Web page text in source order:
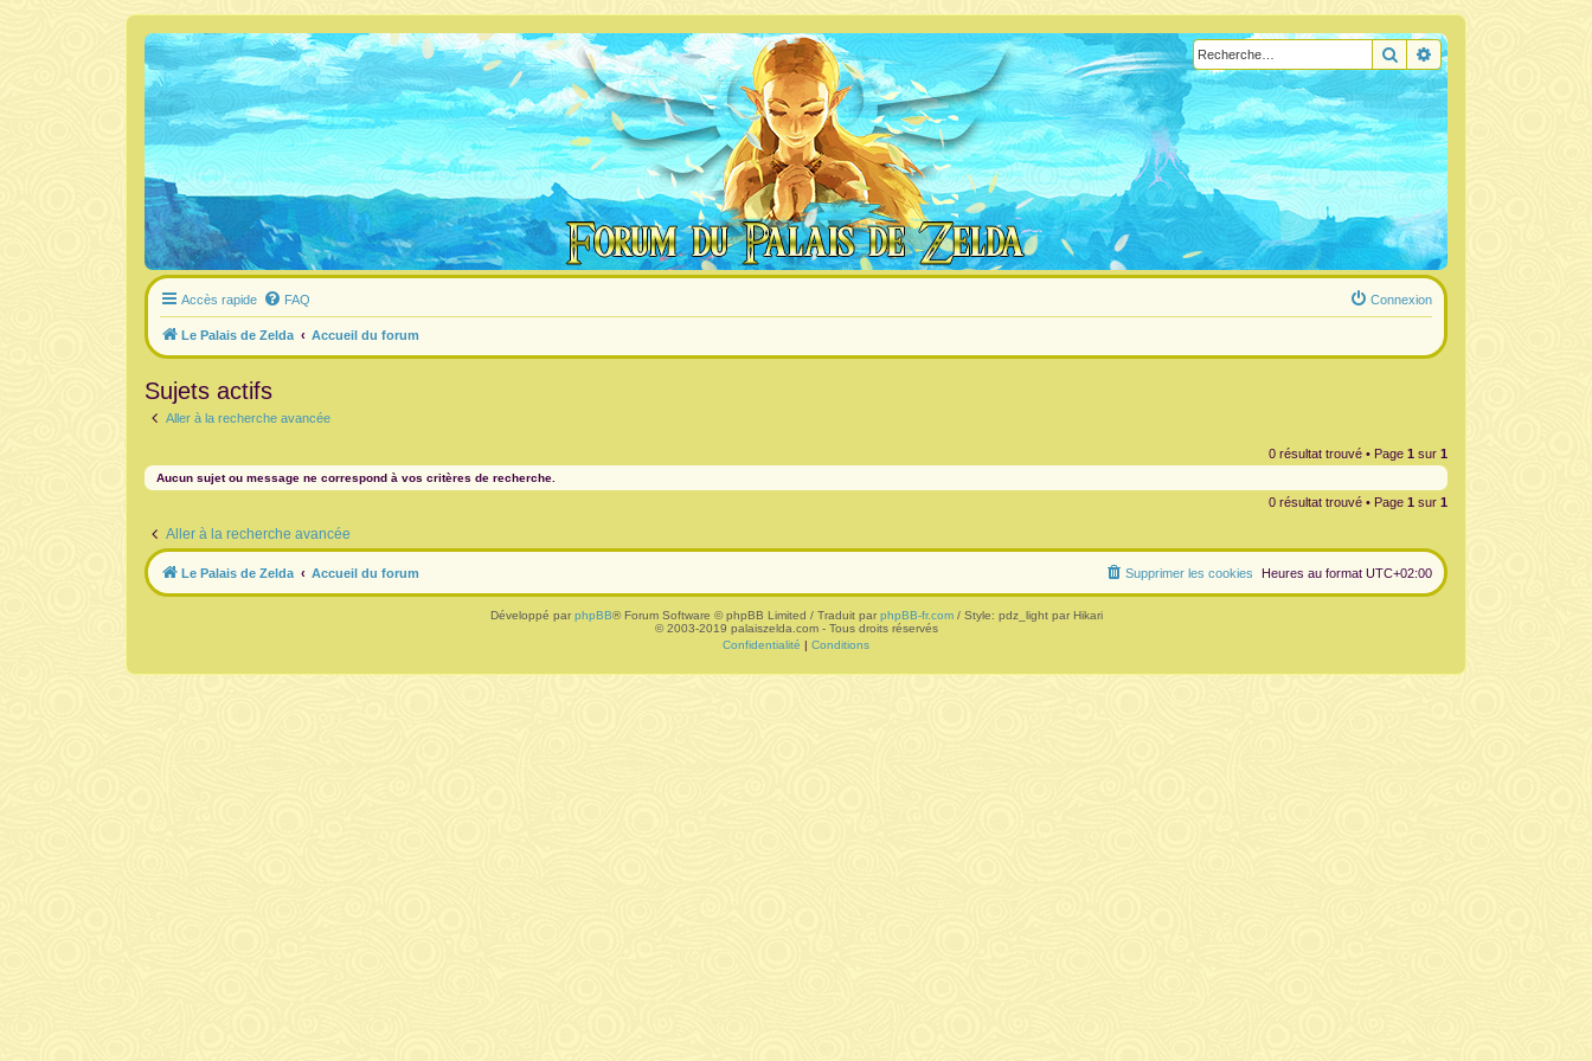
RechercherRecherche avancée
Accès rapide FAQ Connexion
Le Palais de Zelda Accueil du forum
Sujets actifs
Aller à la recherche avancée
0 résultat trouvé • Page 1 sur 1
Aucun sujet ou message ne correspond à vos critères de recherche.
0 résultat trouvé • Page 1 sur 1
Aller à la recherche avancée
Le Palais de Zelda Accueil du forum Heures au format UTC+02:00
Supprimer les cookies
Développé par phpBB® Forum Software © phpBB Limited / Traduit par phpBB-fr.com/ Style: pdz_light par Hikari
© 2003-2019 palaiszelda.com - Tous droits réservés
Confidentialité | Conditions